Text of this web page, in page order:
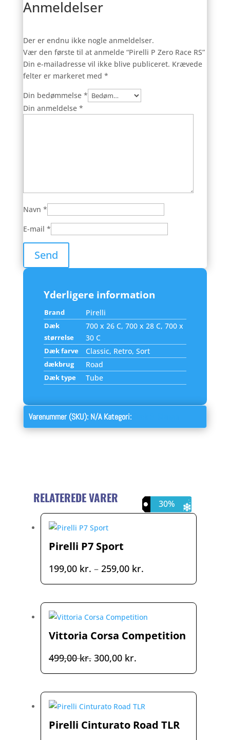
Anmeldelser
Der er endnu ikke nogle anmeldelser.
Vær den første til at anmelde “Pirelli P Zero Race RS”
Din e-mailadresse vil ikke blive publiceret. Krævede
felter er markeret med *
Din bedømmelse *
Din anmeldelse *
Navn *
E-mail *
Yderligere information
Brand Pirelli
Dæk
størrelse
700 x 26 C, 700 x 28 C, 700 x
30 C
Dæk farve Classic, Retro, Sort
dækbrug Road
Dæk type Tube
Varenummer (SKU): N/A Kategori:
RELATEREDE VARER 23%
Pirelli P7 Sport
199,00 kr. – 259,00 kr.Prisinterval:
199,00 kr.
40%
Vittoria Corsa Competition
499,00kr. Den
oprindelige
499,00 kr..
300,00 kr.Den
aktuelle
300,00 kr..
30%
Pirelli Cinturato Road TLR